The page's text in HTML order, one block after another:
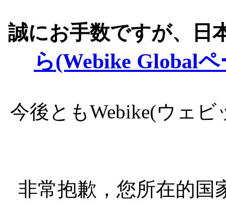
誠にお手数ですが、日
ら(Webike Global
今後ともWebike(ウェ
非常抱歉，您所在的国